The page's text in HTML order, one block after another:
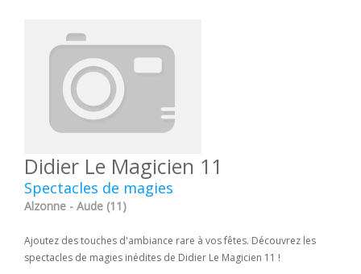
Didier Le Magicien 11
Spectacles de magies
Alzonne - Aude (11)
Ajoutez des touches d'ambiance rare à vos fêtes. Découvrez les
spectacles de magies inédites de Didier Le Magicien 11 !